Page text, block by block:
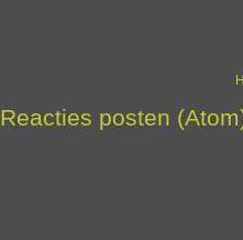
Reacties posten